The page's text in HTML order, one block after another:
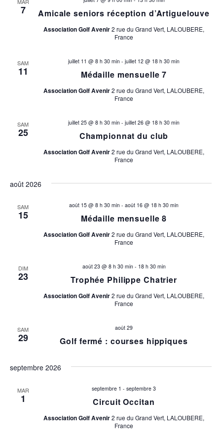
i
o
MAR
7 Amicale seniors réception d’Artiguelouve
Association Golf Avenir2 rue du Grand Vert, LALOUBERE,
France
SAM
11 Médaille mensuelle 7
juillet 11 @ 8 h 30 min - juillet 12 @ 18 h 30 min
Association Golf Avenir2 rue du Grand Vert, LALOUBERE,
France
SAM
25 Championnat du club
juillet 25 @ 8 h 30 min - juillet 26 @ 18 h 30 min
Association Golf Avenir2 rue du Grand Vert, LALOUBERE,
France
août 2026
SAM
15 Médaille mensuelle 8
août 15 @ 8 h 30 min - août 16 @ 18 h 30 min
Association Golf Avenir2 rue du Grand Vert, LALOUBERE,
France
DIM
23 Trophée Philippe Chatrier
août 23 @ 8 h 30 min- 18 h 30 min
Association Golf Avenir2 rue du Grand Vert, LALOUBERE,
France
SAM
29 Golf fermé : courses hippiques
août 29
septembre 2026
MAR
1 Circuit Occitan
septembre 1 - septembre 3
Association Golf Avenir2 rue du Grand Vert, LALOUBERE,
France